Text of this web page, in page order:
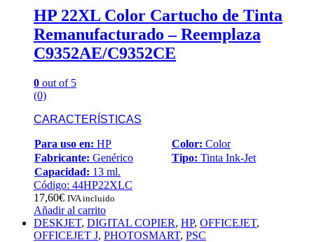
HP 22XL Color Cartucho de Tinta
Remanufacturado – Reemplaza
C9352AE/C9352CE
0 out of 5
(0)
CARACTERÍSTICAS
Para uso en: HP Color: Color
Fabricante: Genérico Tipo: Tinta Ink-Jet
Capacidad: 13 ml.
Código: 44HP22XLC
17,60€ IVA incluido
Añadir al carrito
DESKJET, DIGITAL COPIER, HP, OFFICEJET,
OFFICEJET J, PHOTOSMART, PSC